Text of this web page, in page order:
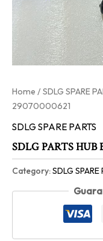
Home /SDLG SPARE
29070000621
SDLG SPARE PARTS
SDLG PARTS HUB
Category:SDLG SPARE